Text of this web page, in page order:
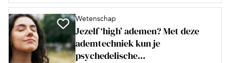
Wetenschap
Jezelf ‘high’ ademen? Met deze
ademtechniek kun je
psychedelische...